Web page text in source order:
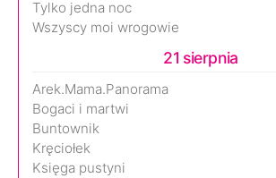
Tylko jedna noc
Wszyscy moi wrogowie
21 sierpnia
Arek.Mama.Panorama
Bogaci i martwi
Buntownik
Kręciołek
Księga pustyni